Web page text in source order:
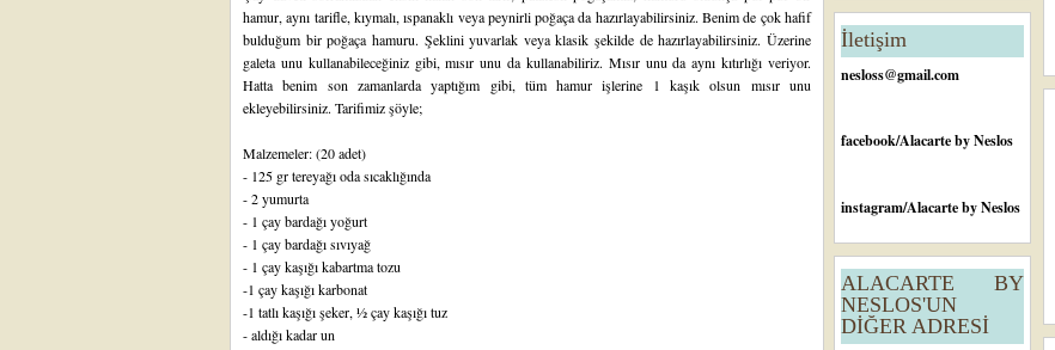
hamur, aynı tarifle, kıymalı, ıspanaklı veya peynirli poğaça da hazırlayabilirsiniz. Benim de çok hafif
bulduğum bir poğaça hamuru. Şeklini yuvarlak veya klasik şekilde de hazırlayabilirsiniz. Üzerine
galeta unu kullanabileceğiniz gibi, mısır unu da kullanabiliriz. Mısır unu da aynı kıtırlığı veriyor.
Hatta benim son zamanlarda yaptığım gibi, tüm hamur işlerine 1 kaşık olsun mısır unu
ekleyebilirsiniz. Tarifimiz şöyle;
Malzemeler: (20 adet)
- 125 gr tereyağı oda sıcaklığında
- 2 yumurta
- 1 çay bardağı yoğurt
- 1 çay bardağı sıvıyağ
- 1 çay kaşığı kabartma tozu
-1 çay kaşığı karbonat
-1 tatlı kaşığı şeker, ½ çay kaşığı tuz
- aldığı kadar un
İletişim
nesloss@gmail.com
facebook/Alacarte by Neslos
instagram/Alacarte by Neslos
ALACARTE BY
NESLOS'UN
DİĞER ADRESİ